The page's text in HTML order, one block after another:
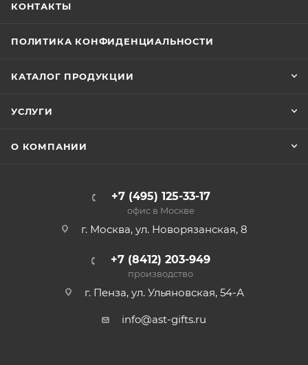
КОНТАКТЫ
ПОЛИТИКА КОНФИДЕНЦИАЛЬНОСТИ
КАТАЛОГ ПРОДУКЦИИ
УСЛУГИ
О КОМПАНИИ
+7 (495) 125-33-17
офис в Москве
г. Москва, ул. Новорязанская, 8
+7 (8412) 203-949
производство
г. Пенза, ул. Ульяновская, 54-А
info@ast-gifts.ru